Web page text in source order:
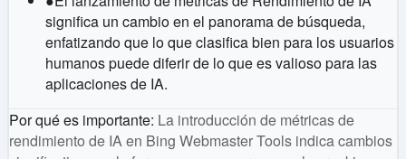
significa un cambio en el panorama de búsqueda,
enfatizando que lo que clasifica bien para los usuarios
humanos puede diferir de lo que es valioso para las
aplicaciones de IA.
Por qué es importante: La introducción de métricas de
rendimiento de IA en Bing Webmaster Tools indica cambios